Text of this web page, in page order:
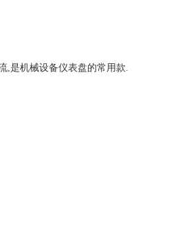
,是机械设备仪表盘的常用款.